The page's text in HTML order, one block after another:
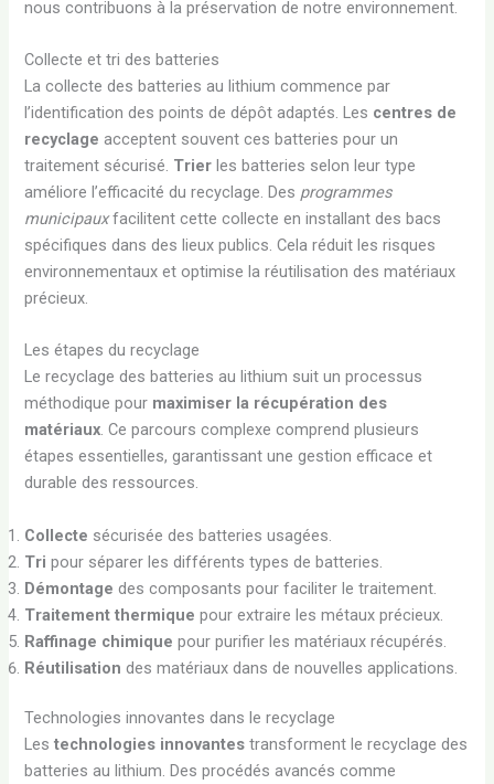
nous contribuons à la préservation de notre environnement.
Collecte et tri des batteries
La collecte des batteries au lithium commence par
l’identification des points de dépôt adaptés. Les centres de
recyclage acceptent souvent ces batteries pour un
traitement sécurisé. Trier les batteries selon leur type
améliore l’efficacité du recyclage. Des programmes
municipauxfacilitent cette collecte en installant des bacs
spécifiques dans des lieux publics. Cela réduit les risques
environnementaux et optimise la réutilisation des matériaux
précieux.
Les étapes du recyclage
Le recyclage des batteries au lithium suit un processus
méthodique pour maximiser la récupération des
matériaux. Ce parcours complexe comprend plusieurs
étapes essentielles, garantissant une gestion efficace et
durable des ressources.
Collecte sécurisée des batteries usagées.
Tri pour séparer les différents types de batteries.
Démontage des composants pour faciliter le traitement.
Traitement thermique pour extraire les métaux précieux.
Raffinage chimique pour purifier les matériaux récupérés.
Réutilisation des matériaux dans de nouvelles applications.
Technologies innovantes dans le recyclage
Lestechnologies innovantes transforment le recyclage des
batteries au lithium. Des procédés avancés comme